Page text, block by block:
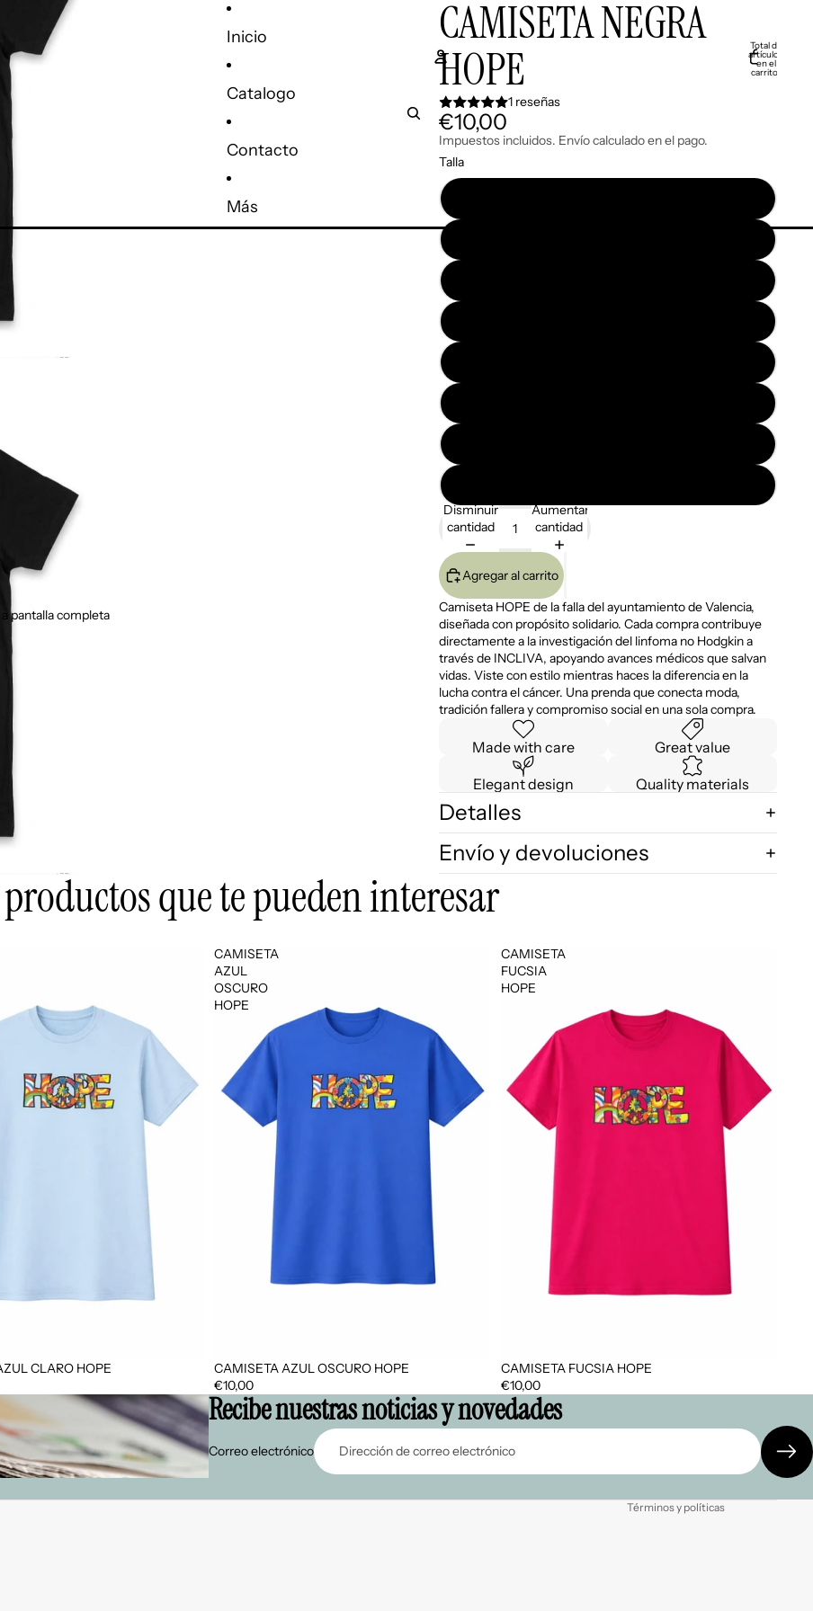
Inicio
Catalogo
Contacto
Más
Cuenta
Otras opciones de inicio de sesión
Total de
artículos
en el
carrito:
pantalla completa
CAMISETA NEGRA
HOPE
1 reseñas
€10,00
Impuestos incluidos. Envío calculado en el pago.
Talla
Disminuir
cantidad
Aumentar
cantidad
Agregar al carrito
Camiseta HOPE de la falla del ayuntamiento de Valencia,
diseñada con propósito solidario. Cada compra contribuye
directamente a la investigación del linfoma no Hodgkin a
través de INCLIVA, apoyando avances médicos que salvan
vidas. Viste con estilo mientras haces la diferencia en la
lucha contra el cáncer. Una prenda que conecta moda,
tradición fallera y compromiso social en una sola compra.
Made with care Great value
Elegant design Quality materials
Detalles
Envío y devoluciones
que te pueden interesar
CLARO HOPE
CAMISETA
AZUL
OSCURO
HOPE
CAMISETA AZUL OSCURO HOPE
€10,00
CAMISETA
FUCSIA
HOPE
CAMISETA FUCSIA HOPE
€10,00
Recibe nuestras noticias y novedades
Correo electrónico
Términos y políticas
Política de reembolso
Aviso legal
Información de contacto
Política de envío